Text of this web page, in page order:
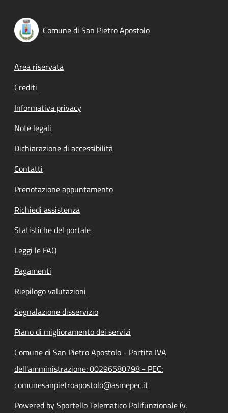
Comune di San Pietro Apostolo
Footer menu
Area riservata
Crediti
Informativa privacy
Note legali
Dichiarazione di accessibilità
Contatti
Prenotazione appuntamento
Richiedi assistenza
Statistiche del portale
Leggi le FAQ
Pagamenti
Riepilogo valutazioni
Segnalazione disservizio
Piano di miglioramento dei servizi
Comune di San Pietro Apostolo - Partita IVA
dell'amministrazione: 00296580798 - PEC:
comunesanpietroapostolo@asmepec.it
Powered by Sportello Telematico Polifunzionale (v.